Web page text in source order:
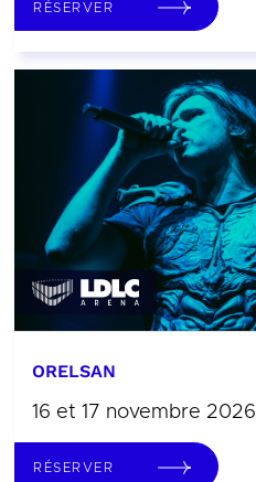
RÉSERVER
ORELSAN
16 et 17 novembre 2026
RÉSERVER